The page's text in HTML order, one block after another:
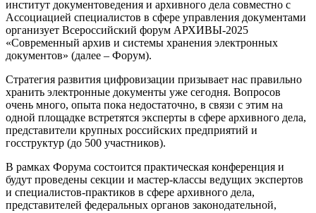
институт документоведения и архивного дела совместно с
Ассоциацией специалистов в сфере управления документами
организует Всероссийский форум АРХИВЫ-2025
«Современный архив и системы хранения электронных
документов» (далее – Форум).
Стратегия развития цифровизации призывает нас правильно
хранить электронные документы уже сегодня. Вопросов
очень много, опыта пока недостаточно, в связи с этим на
одной площадке встретятся эксперты в сфере архивного дела,
представители крупных российских предприятий и
госструктур (до 500 участников).
В рамках Форума состоится практическая конференция и
будут проведены секции и мастер-классы ведущих экспертов
и специалистов-практиков в сфере архивного дела,
представителей федеральных органов законодательной,